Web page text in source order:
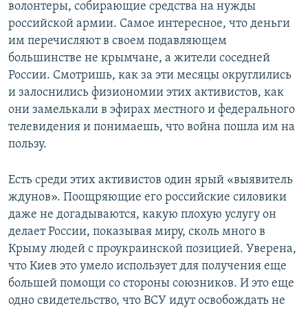
волонтеры, собирающие средства на нужды
российской армии. Самое интересное, что деньги
им перечисляют в своем подавляющем
большинстве не крымчане, а жители соседней
России. Смотришь, как за эти месяцы округлились
и залоснились физиономии этих активистов, как
они замелькали в эфирах местного и федерального
телевидения и понимаешь, что война пошла им на
пользу.
Есть среди этих активистов один ярый «выявитель
ждунов». Поощряющие его российские силовики
даже не догадываются, какую плохую услугу он
делает России, показывая миру, сколь много в
Крыму людей с проукраинской позицией. Уверена,
что Киев это умело использует для получения еще
большей помощи со стороны союзников. И это еще
одно свидетельство, что ВСУ идут освобождать не